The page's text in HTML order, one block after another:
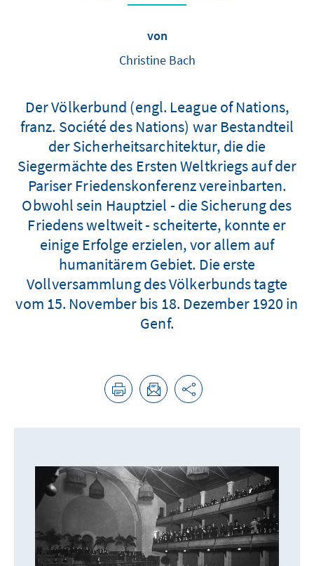
von
Christine Bach
Der Völkerbund (engl. League of Nations,
franz. Société des Nations) war Bestandteil
der Sicherheitsarchitektur, die die
Siegermächte des Ersten Weltkriegs auf der
Pariser Friedenskonferenz vereinbarten.
Obwohl sein Hauptziel - die Sicherung des
Friedens weltweit - scheiterte, konnte er
einige Erfolge erzielen, vor allem auf
humanitärem Gebiet. Die erste
Vollversammlung des Völkerbunds tagte
vom 15. November bis 18. Dezember 1920 in
Genf.